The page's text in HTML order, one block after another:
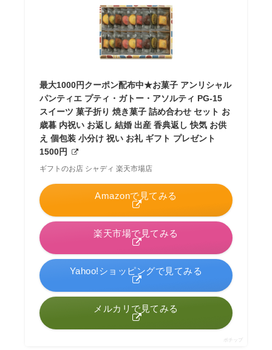
最大1000円クーポン配布中★お菓子 アンリシャル
パンティエ プティ・ガトー・アソルティ PG-15
スイーツ 菓子折り 焼き菓子 詰め合わせ セット お
歳暮 内祝い お返し 結婚 出産 香典返し 快気 お供
え 個包装 小分け 祝い お礼 ギフト プレゼント
1500円
ギフトのお店 シャディ 楽天市場店
Amazonで見てみる
楽天市場で見てみる
Yahoo!ショッピングで見てみる
メルカリで見てみる
ポチップ